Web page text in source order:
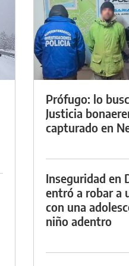
Prófugo: lo
Justicia
capturado en
Inseguridad en
entró a robar a
con una
niño adentro